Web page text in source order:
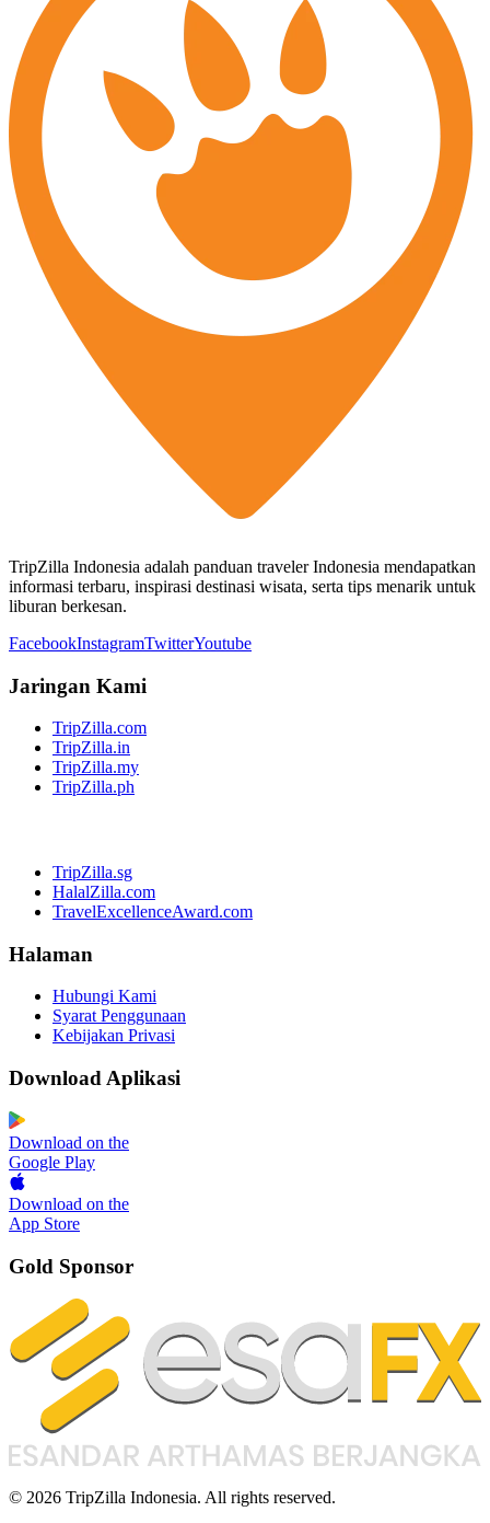
TripZilla Indonesia adalah panduan traveler Indonesia mendapatkan
informasi terbaru, inspirasi destinasi wisata, serta tips menarik untuk
liburan berkesan.
FacebookInstagramTwitterYoutube
Jaringan Kami
TripZilla.com
TripZilla.in
TripZilla.my
TripZilla.ph
TripZilla.sg
HalalZilla.com
TravelExcellenceAward.com
Halaman
Hubungi Kami
Syarat Penggunaan
Kebijakan Privasi
Download Aplikasi
Download on the
Google Play
Download on the
App Store
Gold Sponsor
© 2026 TripZilla Indonesia. All rights reserved.